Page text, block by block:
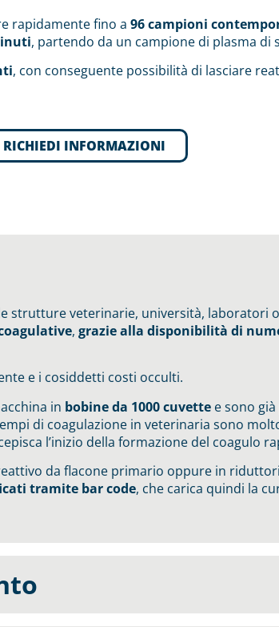
rapidamente fino a 96 campioni
, partendo da un campione di plasma di
, con conseguente possibilità di lasciare
RICHIEDI INFORMAZIONI
strutture veterinarie, università, laboratori
, grazie alla disponibilità di
e i cosiddetti costi occulti.
in bobine da 1000 cuvette e sono
di coagulazione in veterinaria sono
l’inizio della formazione del coagulo
da flacone primario oppure in
tramite bar code, che carica quindi la